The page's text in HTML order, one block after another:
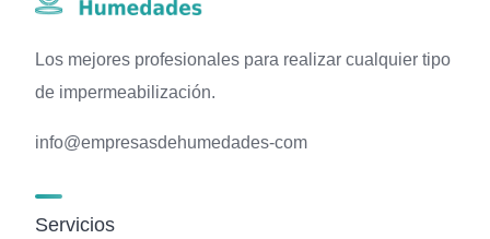
Los mejores profesionales para realizar cualquier tipo
de impermeabilización.
info@empresasdehumedades-com
Servicios